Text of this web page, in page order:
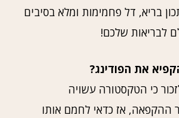
בריא, דל פחמימות ומלא בסיבים
לבריאות שלכם!
את הפודינג?
כי הטקסטורה עשויה
ההקפאה, אז כדאי לחמם אותו